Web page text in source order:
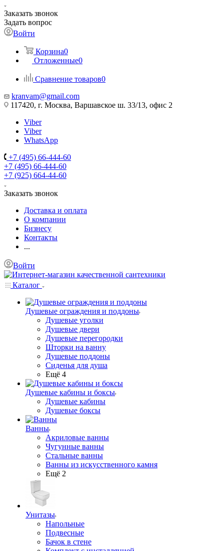
Заказать звонок
Задать вопрос
Войти
Корзина0
Отложенные0
Сравнение товаров0
kranvam@gmail.com
117420, г. Москва, Варшавское ш. 33/13, офис 2
Viber
Viber
WhatsApp
+7 (495) 66-444-60
+7 (495) 66-444-60
+7 (925) 664-44-60
Заказать звонок
Доставка и оплата
О компании
Бизнесу
Контакты
...
Войти
Каталог
Душевые ограждения и поддоны
Душевые уголки
Душевые двери
Душевые перегородки
Шторки на ванну
Душевые поддоны
Сиденья для душа
Ещё 4
Душевые кабины и боксы
Душевые кабины
Душевые боксы
Ванны
Акриловые ванны
Чугунные ванны
Стальные ванны
Ванны из искусственного камня
Ещё 2
Унитазы
Напольные
Подвесные
Бачок в стене